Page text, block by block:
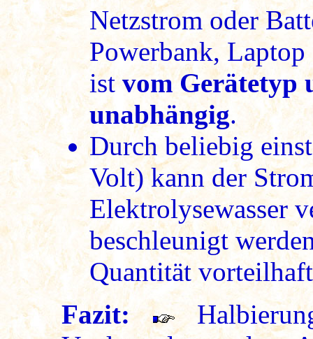
Netzstrom oder
Powerbank, Laptop
istvom Gerätetyp
unabhängig.
Durch beliebig
Volt) kann der
Elektrolysewasser
beschleunigt
Quantität
Fazit: